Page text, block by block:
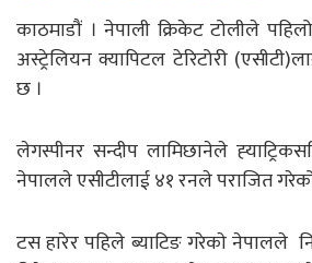
काठमाडौं । नेपाली क्रिकेट टोलीले
अस्ट्रेलियन क्यापिटल टेरिटोरी
छ ।
लेगस्पीनर सन्दीप लामिछानेले
नेपालले एसीटीलाई ४१ रनले पराजित
टस हारेर पहिले ब्याटिङ गरेकाे नेपालले